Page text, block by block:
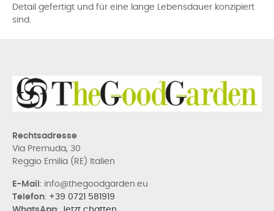
Detail gefertigt und für eine lange Lebensdauer konzipiert
sind.
Rechtsadresse
Via Premuda, 30
Reggio Emilia (RE) Italien
E-Mail : info@thegoodgarden.eu
Telefon: +39 0721 581919